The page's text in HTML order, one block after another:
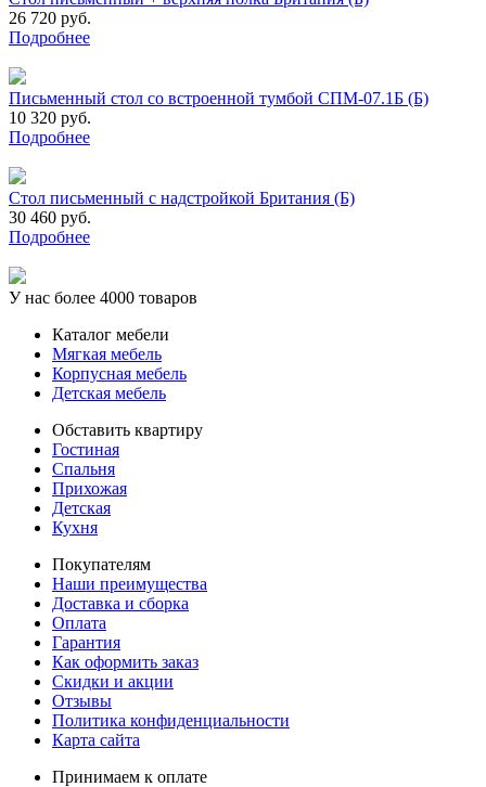
26 720 руб.
Подробнее
Письменный стол со встроенной тумбой СПМ-07.1Б (Б)
10 320 руб.
Подробнее
Стол письменный с надстройкой Британия (Б)
30 460 руб.
Подробнее
У нас более 4000 товаров
Каталог мебели
Мягкая мебель
Корпусная мебель
Детская мебель
Обставить квартиру
Гостиная
Спальня
Прихожая
Детская
Кухня
Покупателям
Наши преимущества
Доставка и сборка
Оплата
Гарантия
Как оформить заказ
Скидки и акции
Отзывы
Политика конфиденциальности
Карта сайта
Принимаем к оплате